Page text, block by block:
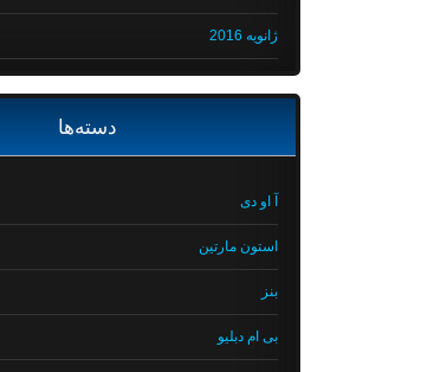
ژانویه 2016
دسته‌ها
آ او دی
استون مارتین
بنز
بی ام دبلیو